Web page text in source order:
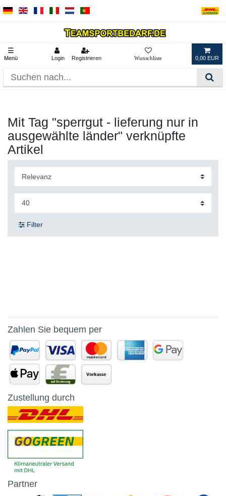
☰
Menü Login Registrieren 0,00 EUR
Mit Tag "sperrgut - lieferung nur in
ausgewählte länder" verknüpfte
Artikel
Filter
Zahlen Sie bequem per
Zustellung durch
Partner